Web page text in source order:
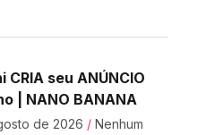
CRIA seu ANÚNCIO
| NANO BANANA
de 2026 Nenhum